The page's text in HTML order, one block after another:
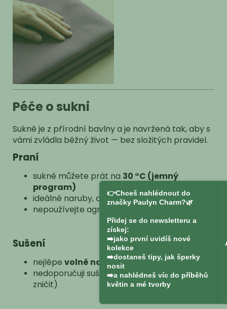
Péče o sukni
Sukně je z přírodní bavlny a je navržená tak, aby s
vámi zvládla běžný život — bez složitých pravidel.
Praní
sukně můžete prát na 30 °C (jemný
program)
ideálně naruby, aby se chránila látka
nepoužívejte agresivní bělidla
Sušení
nejlépe volně na vzduchu
nedoporučuji sušičku (sukně by se mohla
zničit)
👉Chceš nahlédnout do
značky Paulyn Charm?🌿
Přidej se do newsletteru a
získej:
➡️jako první uvidíš nové
kolekce
➡️dostaneš tipy, jak šperky
nosit
➡️a nahlédneš víc do příběhů
květin a mé tvorby